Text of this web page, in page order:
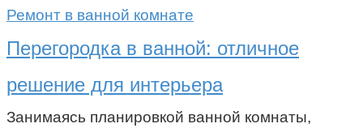
Ремонт в ванной комнате
Перегородка в ванной: отличное
решение для интерьера
Занимаясь планировкой ванной комнаты,